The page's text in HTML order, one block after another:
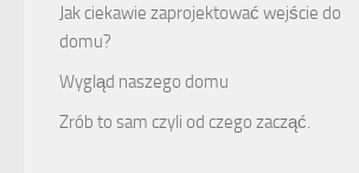
Jak ciekawie zaprojektować wejście do
domu?
Wygląd naszego domu
Zrób to sam czyli od czego zacząć.